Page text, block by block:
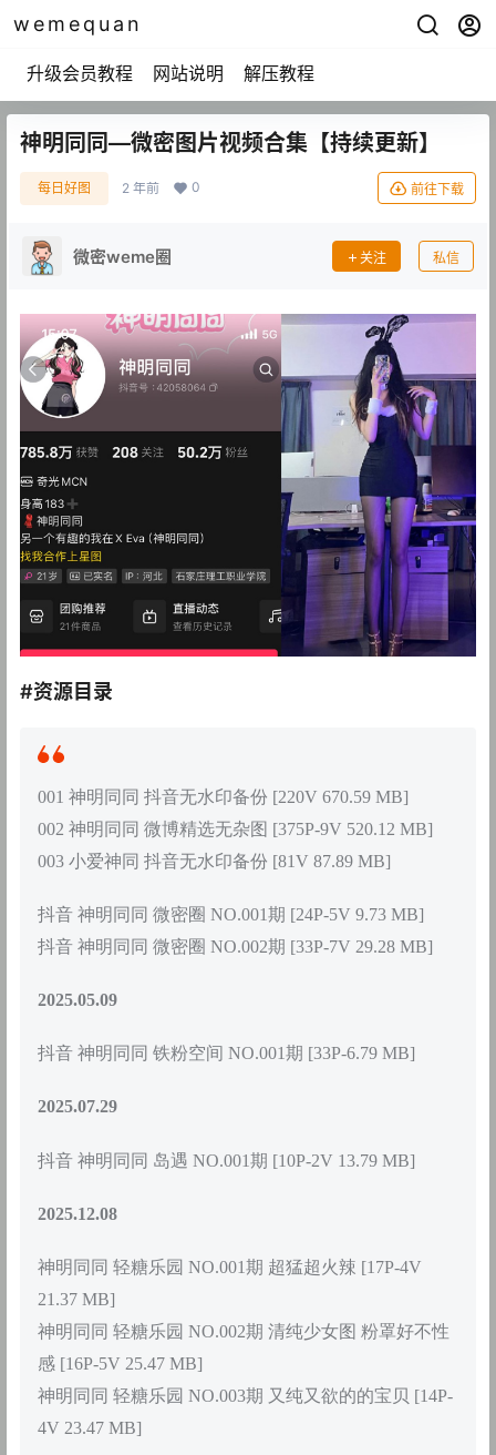
wemequan
升级会员教程 网站说明 解压教程
神明同同—微密图片视频合集【持续更新】
每日好图 2 年前 0 前往下载
微密weme圈 关注 私信
#资源目录
001 神明同同 抖音无水印备份 [220V 670.59 MB]
002 神明同同 微博精选无杂图 [375P-9V 520.12 MB]
003 小爱神同 抖音无水印备份 [81V 87.89 MB]
抖音 神明同同 微密圈 NO.001期 [24P-5V 9.73 MB]
抖音 神明同同 微密圈 NO.002期 [33P-7V 29.28 MB]
2025.05.09
抖音 神明同同 铁粉空间 NO.001期 [33P-6.79 MB]
2025.07.29
抖音 神明同同 岛遇 NO.001期 [10P-2V 13.79 MB]
2025.12.08
神明同同 轻糖乐园 NO.001期 超猛超火辣 [17P-4V
21.37 MB]
神明同同 轻糖乐园 NO.002期 清纯少女图 粉罩好不性
感 [16P-5V 25.47 MB]
神明同同 轻糖乐园 NO.003期 又纯又欲的的宝贝 [14P-
4V 23.47 MB]